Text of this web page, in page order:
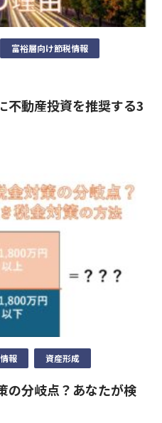
富裕層向け節税情報
不動産投資を推奨する3
報 資産形成
の分岐点？あなたが検
又はその委託を受けた者が法令
て協力する必要がある場合
場合において、政治。宗教等
しくは加盟に関する従業員等
又は第三者提供する場合。
等の遂行上必要な限りにおい
又は第三者提供する場合。
全管理に係る適切な措置につい
す。
個人データ開示、訂正等また
データに関する開示、訂正等ま
いては、データ保有者である
へのご対応
苦情・ご相談に迅速にご対応い
するにあたり、以下の場合を
人データを提供しません。
ために必要がある場合であっ
あるとき。
又はその委託を受けた者が法令
して協力する必要がある場合で
より当該事務の遂行に支障を及
遂行するに必要な限度で、当該
場合
思想および信条をいいます)、
、門地および本籍、保健医療
る情報(以下「センシティブ
除くほか、取得、利用または
み行い、その内容をご本人に対
録を含む。以下同じ。）により
などにより公表します。
、適法で公正な手段により個
セス解析ツール「Googleアナ
のGoogleアナリティクスは
とで収集を拒否することが出
設定をご確認ください。この規
ージをご覧ください。
、減失またはき損の防止その
安全管理に関する取扱い規定
ど、十分なセキュリティ対策
に必要とされる正確性・最新
万円/年
について
万円/年
い、減失またはき損の防止その
、安全管理に関する取扱い規定
ど、十分なセキュリティ対策
に必要とされる正確性・最新
じています。
するにあたり、以下の場合を
人データを提供しません。
ために必要がある場合であっ
であるとき。
な育成推進のために特に必要が
得ることが困難であるとき。
はその委託を受けた者が法令
て協力する必要がある場合で
り当該事務の遂行に支障を及
行するに必要な限度で、当該
場合
思想および信条をいいます)、
族、門地および本籍、保健医療
万円/年